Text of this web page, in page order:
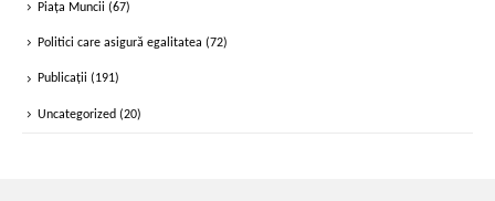
Piața Muncii (67)
Politici care asigură egalitatea (72)
Publicații (191)
Uncategorized (20)